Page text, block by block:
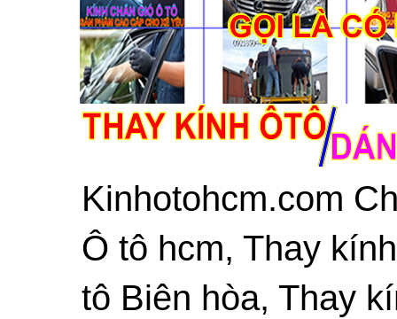
Kinhotohcm.com
Ô tô hcm, Thay
tô Biên hòa, Thay